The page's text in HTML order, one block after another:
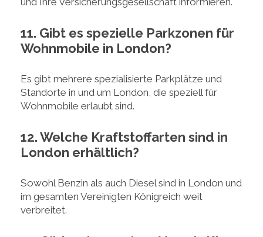
11. Gibt es spezielle Parkzonen für
Wohnmobile in London?
Es gibt mehrere spezialisierte Parkplätze und
Standorte in und um London, die speziell für
Wohnmobile erlaubt sind.
12. Welche Kraftstoffarten sind in
London erhältlich?
Sowohl Benzin als auch Diesel sind in London und
im gesamten Vereinigten Königreich weit
verbreitet.